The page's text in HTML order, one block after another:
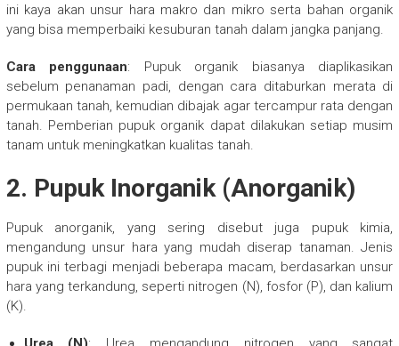
ini kaya akan unsur hara makro dan mikro serta bahan organik
yang bisa memperbaiki kesuburan tanah dalam jangka panjang.
Cara penggunaan: Pupuk organik biasanya diaplikasikan
sebelum penanaman padi, dengan cara ditaburkan merata di
permukaan tanah, kemudian dibajak agar tercampur rata dengan
tanah. Pemberian pupuk organik dapat dilakukan setiap musim
tanam untuk meningkatkan kualitas tanah.
2. Pupuk Inorganik (Anorganik)
Pupuk anorganik, yang sering disebut juga pupuk kimia,
mengandung unsur hara yang mudah diserap tanaman. Jenis
pupuk ini terbagi menjadi beberapa macam, berdasarkan unsur
hara yang terkandung, seperti nitrogen (N), fosfor (P), dan kalium
(K).